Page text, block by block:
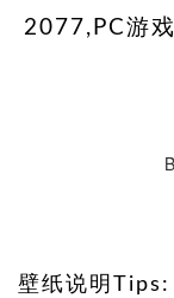
2077,PC游
壁纸说明Tips: